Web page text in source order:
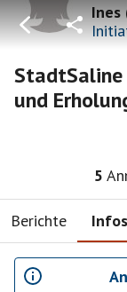
Ines
StadtSaline
und
5
Berichte Infos